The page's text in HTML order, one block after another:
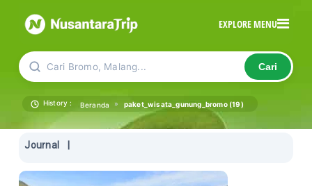
EXPLORE MENU
Cari Bromo, Malang... Cari
History : Beranda » paket_wisata_gunung_bromo (19)
Journal